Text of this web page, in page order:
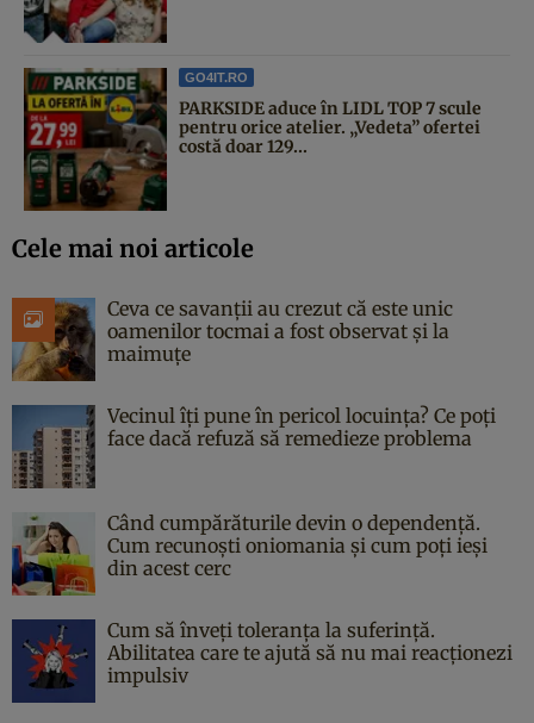
GO4IT.RO
PARKSIDE aduce în LIDL TOP 7 scule
pentru orice atelier. „Vedeta” ofertei
costă doar 129...
Cele mai noi articole
Ceva ce savanții au crezut că este unic
oamenilor tocmai a fost observat și la
maimuțe
Vecinul îți pune în pericol locuința? Ce poți
face dacă refuză să remedieze problema
Când cumpărăturile devin o dependență.
Cum recunoști oniomania și cum poți ieși
din acest cerc
Cum să înveți toleranța la suferință.
Abilitatea care te ajută să nu mai reacționezi
impulsiv